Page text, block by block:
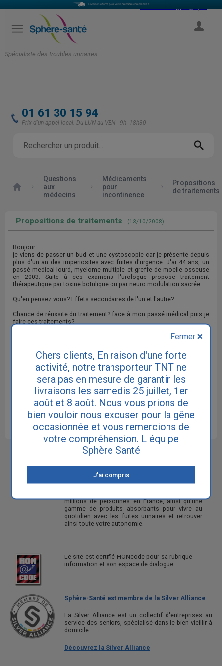
Spécialiste des troubles urinaires
Select Language
01 61 30 15 94
Prix d'un appel local. Du LUN au VEN - 9h- 18h30
Accueil
Questions
aux
médecins
Médicaments
pour
incontinence
Propositions
de traitements
Propositions de traitements - (13/10/2008)
Bonjour
je viens de passer un bud et une cystoscopie car je présente depuis
plus d'un an des imperiosites avec fuites d'urgence. J'ai 44 ans, un
passé medical lourd, myelome multiple et greffe de moelle osseuse
en 2003. Suite à ces examens l'urologue propose traitement
thérapeutique par toxine botulique ou par neuro modulation sacrée.
Qu'en pensez vous? Effets secondaires de l'un et l'autre?
Chance de réussite du traitement? face à mon passé médical puis je
faire ces traitements?
Cette réponse ne remplace pas le diagnostic de votre
médecin. Consultez votre médecin traitant ou un médecin
spécialiste urologue ou gynécologue si vous souffrez
d'incontinence.
Sphère Santé est le site N°1 pour
Notre philosophie est de vous apporter à la fois
une information exhaustive sur les causes et les
millions de personnes en France, ainsi qu'une
gamme de produits absorbants pour vivre au
quotidien avec les fuites urinaires et retrouver
ainsi toute votre autonomie.
Le site est certifié HONcode pour sa rubrique
information et son espace de dialogue.
Sphère-Santé est membre de la Silver Alliance
La Silver Alliance est un collectif d'entreprises au
service des seniors, spécialisé dans le bien vieillir à
domicile.
Découvrez la Silver Alliance
Chers clients, En raison d'une forte
activité, notre transporteur TNT ne
sera pas en mesure de garantir les
livraisons les samedis 25 juillet, 1er
août et 8 août. Nous vous prions de
bien vouloir nous excuser pour la gêne
occasionnée et vous remercions de
votre compréhension. L équipe
Sphère Santé
J'ai compris
Fermer